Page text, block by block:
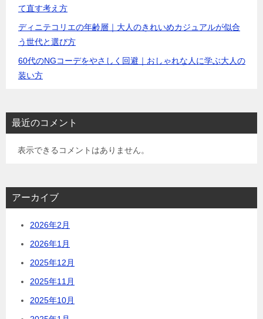
て直す考え方
ディニテコリエの年齢層｜大人のきれいめカジュアルが似合
う世代と選び方
60代のNGコーデをやさしく回避｜おしゃれな人に学ぶ大人の
装い方
最近のコメント
表示できるコメントはありません。
アーカイブ
2026年2月
2026年1月
2025年12月
2025年11月
2025年10月